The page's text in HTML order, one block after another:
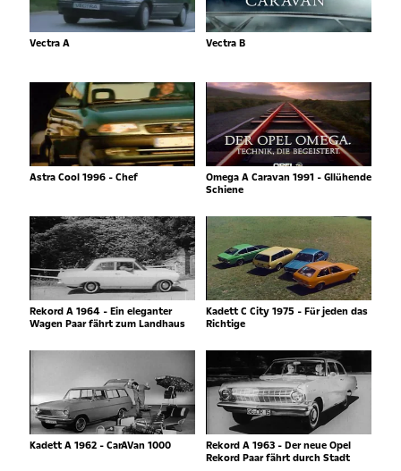
Vectra A Vectra B
Astra Cool 1996 - Chef
Omega A Caravan 1991 - Gllühende
Schiene
Rekord A 1964 - Ein eleganter
Wagen Paar fährt zum Landhaus
Kadett C City 1975 - Für jeden das
Richtige
Kadett A 1962 - CarAVan 1000
Rekord A 1963 - Der neue Opel
Rekord Paar fährt durch Stadt